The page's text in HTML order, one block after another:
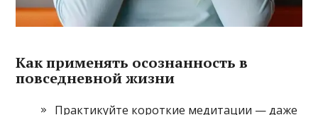
Как применять осознанность в
повседневной жизни
Практикуйте короткие медитации — даже